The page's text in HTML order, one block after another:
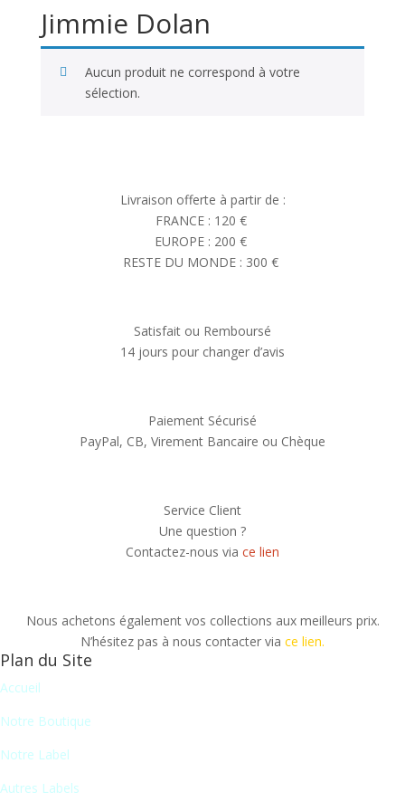
Jimmie Dolan
Aucun produit ne correspond à votre
sélection.
Livraison offerte à partir de :
FRANCE : 120 €
EUROPE : 200 €
RESTE DU MONDE : 300 €
Satisfait ou Remboursé
14 jours pour changer d’avis
Paiement Sécurisé
PayPal, CB, Virement Bancaire ou Chèque
Service Client
Une question ?
Contactez-nous via ce lien
Nous achetons également vos collections aux meilleurs prix.
N’hésitez pas à nous contacter via ce lien.
Plan du Site
Accueil
Notre Boutique
Notre Label
Autres Labels